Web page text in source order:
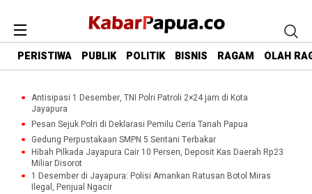
PERISTIWA PUBLIK POLITIK BISNIS RAGAM OLAH
Antisipasi 1 Desember, TNI Polri Patroli 2×24 jam di Kota
Jayapura
Pesan Sejuk Polri di Deklarasi Pemilu Ceria Tanah Papua
Gedung Perpustakaan SMPN 5 Sentani Terbakar
Hibah Pilkada Jayapura Cair 10 Persen, Deposit Kas Daerah Rp23
Miliar Disorot
1 Desember di Jayapura: Polisi Amankan Ratusan Botol Miras
Ilegal, Penjual Ngacir